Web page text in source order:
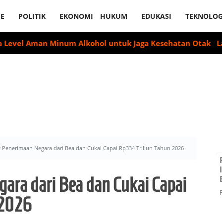
POLITIK EKONOMI HUKUM EDUKASI
Minum Alkohol untuk Jaga Kesehatan Otak Labour
Penerimaan Negara dari Bea dan Cukai Capai Rp334 Triliun Tahun 2026
dari Bea dan Cukai Capai